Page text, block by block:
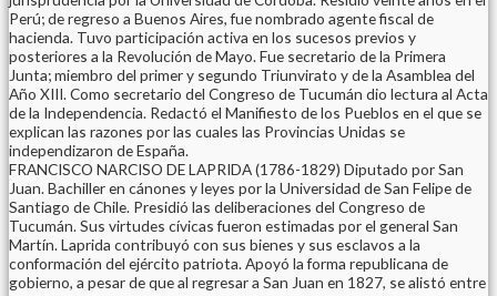
Perú; de regreso a Buenos Aires, fue nombrado agente fiscal de
hacienda. Tuvo participación activa en los sucesos previos y
posteriores a la Revolución de Mayo. Fue secretario de la Primera
Junta; miembro del primer y segundo Triunvirato y de la Asamblea del
Año XIII. Como secretario del Congreso de Tucumán dio lectura al Acta
de la Independencia. Redactó el Manifiesto de los Pueblos en el que se
explican las razones por las cuales las Provincias Unidas se
independizaron de España.
FRANCISCO NARCISO DE LAPRIDA (1786-1829) Diputado por San
Juan. Bachiller en cánones y leyes por la Universidad de San Felipe de
Santiago de Chile. Presidió las deliberaciones del Congreso de
Tucumán. Sus virtudes cívicas fueron estimadas por el general San
Martín. Laprida contribuyó con sus bienes y sus esclavos a la
conformación del ejército patriota. Apoyó la forma republicana de
gobierno, a pesar de que al regresar a San Juan en 1827, se alistó entre